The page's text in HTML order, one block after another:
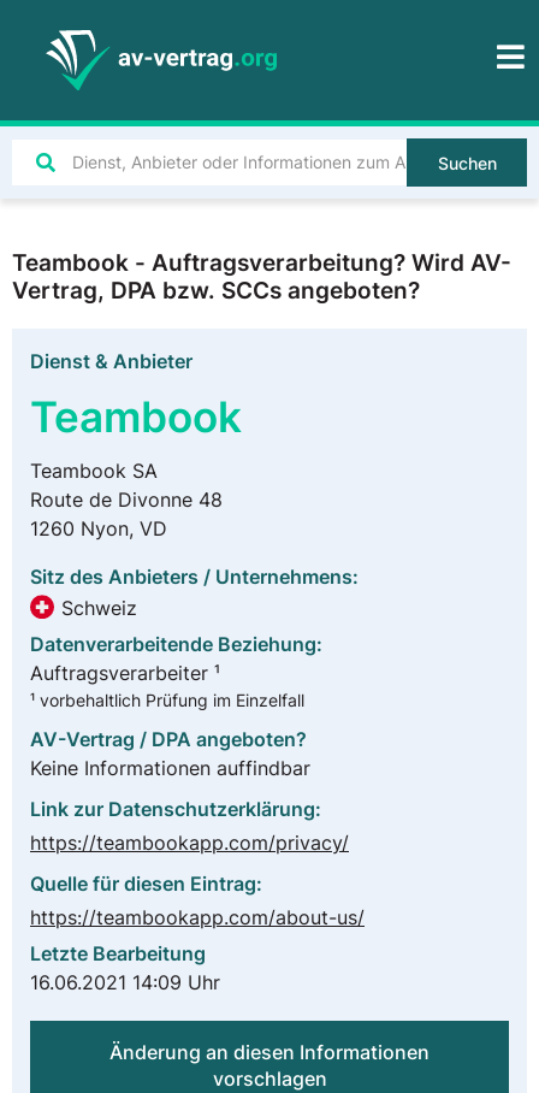
Suchen
Teambook - Auftragsverarbeitung? Wird AV-
Vertrag, DPA bzw. SCCs angeboten?
Dienst & Anbieter
Teambook
Teambook SA
Route de Divonne 48
1260 Nyon, VD
Sitz des Anbieters / Unternehmens:
Schweiz
Datenverarbeitende Beziehung:
Auftragsverarbeiter ¹
¹ vorbehaltlich Prüfung im Einzelfall
AV-Vertrag / DPA angeboten?
Keine Informationen auffindbar
Link zur Datenschutzerklärung:
https://teambookapp.com/privacy/
Quelle für diesen Eintrag:
https://teambookapp.com/about-us/
Letzte Bearbeitung
16.06.2021 14:09 Uhr
Änderung an diesen Informationen
vorschlagen